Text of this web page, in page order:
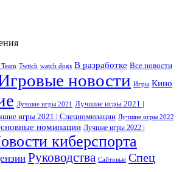
Twitch watch dogs В разработке Все новости
новости Игры Кино
Лучшие игры 2021
Лучшие игры 2021 |
игры 2021 | Спецноминации Лучшие игры 2022
номинации Лучшие игры 2022 |
киберспорта
Руководства Сайтовые Спец